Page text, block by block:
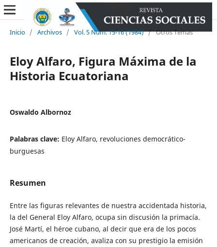
Inicio / Archivos / Vol. 5 Núm. 15-16 (1984) / Otros Temas
Eloy Alfaro, Figura Máxima de la
Historia Ecuatoriana
Oswaldo Albornoz
Palabras clave: Eloy Alfaro, revoluciones democrático-
burguesas
Resumen
Entre las figuras relevantes de nuestra accidentada historia,
la del General Eloy Alfaro, ocupa sin discusión la primacía.
José Martí, el héroe cubano, al decir que era de los pocos
americanos de creación, avaliza con su prestigio la emisión